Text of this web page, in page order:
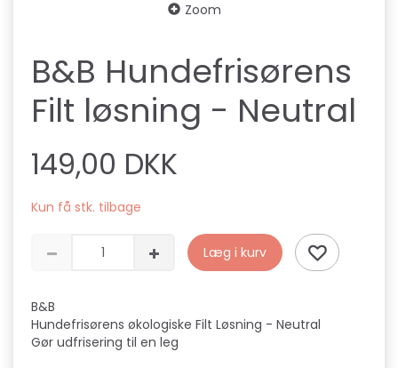
Zoom
B&B Hundefrisørens
Filt løsning - Neutral
149,00 DKK
Kun få stk. tilbage
Læg i kurv
B&B
Hundefrisørens økologiske Filt Løsning - Neutral
Gør udfrisering til en leg